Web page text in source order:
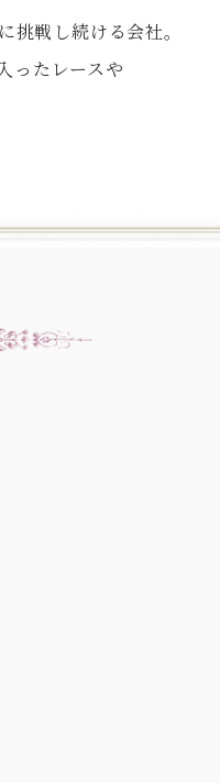
戦し続ける会社。
ったレースや